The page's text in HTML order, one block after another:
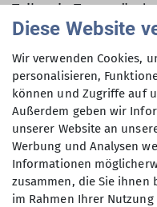
Teile wie
Sanitärobjekte und
zerkleinert und in
Transportsäcken
Diese Website
Wir verwenden Cookies,
personalisieren,
können und Zugriffe auf
Außerdem geben wir
unserer Website an
Werbung und Analysen
Informationen
zusammen, die Sie ihnen
im Rahmen Ihrer